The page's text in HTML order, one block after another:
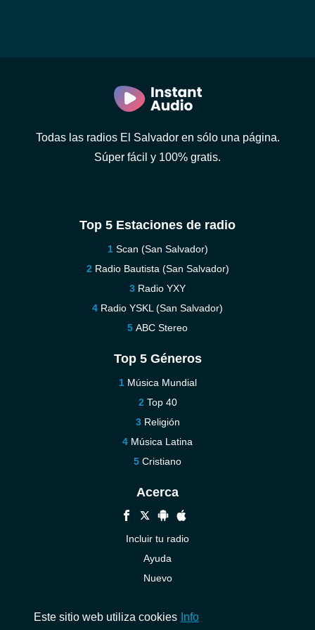
Todas las radios El Salvador en sólo una página.
Súper fácil y 100% gratis.
Top 5 Estaciones de radio
Scan (San Salvador)
Radio Bautista (San Salvador)
Radio YXY
Radio YSKL (San Salvador)
ABC Stereo
Top 5 Géneros
Música Mundial
Top 40
Religión
Música Latina
Cristiano
Acerca
Incluir tu radio
Ayuda
Nuevo
Este sitio web utiliza cookies Info